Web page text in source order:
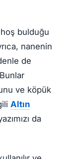
hoş bulduğu
nanenin
de
ve köpük
Altın
da